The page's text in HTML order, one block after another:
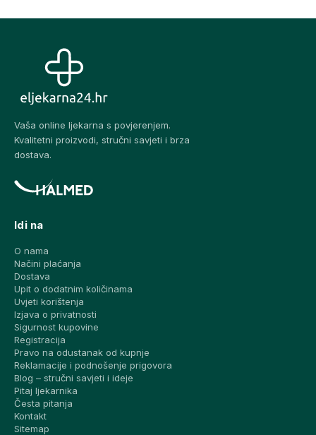
Vaša online ljekarna s povjerenjem.
Kvalitetni proizvodi, stručni savjeti i brza
dostava.
Idi na
O nama
Načini plaćanja
Dostava
Upit o dodatnim količinama
Uvjeti korištenja
Izjava o privatnosti
Sigurnost kupovine
Registracija
Pravo na odustanak od kupnje
Reklamacije i podnošenje prigovora
Blog – stručni savjeti i ideje
Pitaj ljekarnika
Česta pitanja
Kontakt
Sitemap